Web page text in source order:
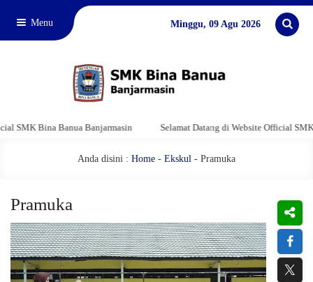
Menu Minggu, 09 Agu 2026
Banua Banjarmasin Selamat Datang di Website Official SMK Bina
Anda disini : Home - Ekskul - Pramuka
Pramuka